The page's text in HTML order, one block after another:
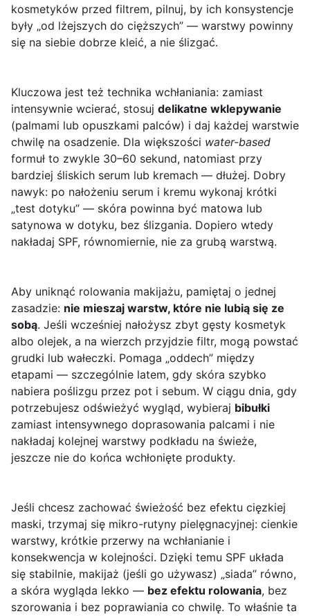
kosmetyków przed filtrem, pilnuj, by ich konsystencje
były „od lżejszych do cięższych” — warstwy powinny
się na siebie dobrze kleić, a nie ślizgać.
Kluczowa jest też technika wchłaniania: zamiast
intensywnie wcierać, stosuj delikatne wklepywanie
(palmami lub opuszkami palców) i daj każdej warstwie
chwilę na osadzenie. Dla większości water-based
formuł to zwykle 30–60 sekund, natomiast przy
bardziej śliskich serum lub kremach — dłużej. Dobry
nawyk: po nałożeniu serum i kremu wykonaj krótki
„test dotyku” — skóra powinna być matowa lub
satynowa w dotyku, bez ślizgania. Dopiero wtedy
nakładaj SPF, równomiernie, nie za grubą warstwą.
Aby uniknąć rolowania makijażu, pamiętaj o jednej
zasadzie: nie mieszaj warstw, które nie lubią się ze
sobą. Jeśli wcześniej nałożysz zbyt gęsty kosmetyk
albo olejek, a na wierzch przyjdzie filtr, mogą powstać
grudki lub wałeczki. Pomaga „oddech” między
etapami — szczególnie latem, gdy skóra szybko
nabiera poślizgu przez pot i sebum. W ciągu dnia, gdy
potrzebujesz odświeżyć wygląd, wybieraj bibułki
zamiast intensywnego doprasowania palcami i nie
nakładaj kolejnej warstwy podkładu na świeże,
jeszcze nie do końca wchłonięte produkty.
Jeśli chcesz zachować świeżość bez efektu cięzkiej
maski, trzymaj się mikro-rutyny pielęgnacyjnej: cienkie
warstwy, krótkie przerwy na wchłanianie i
konsekwencja w kolejności. Dzięki temu SPF układa
się stabilnie, makijaż (jeśli go używasz) „siada” równo,
a skóra wygląda lekko — bez efektu rolowania, bez
szorowania i bez poprawiania co chwilę. To właśnie ta